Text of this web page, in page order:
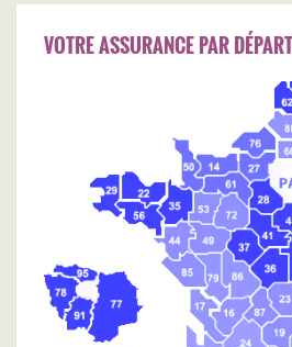
VOTRE ASSURANCE PAR